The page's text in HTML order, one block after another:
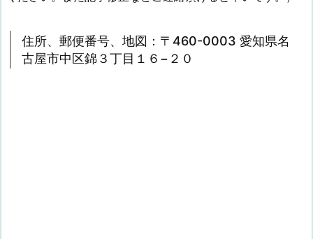
住所、郵便番号、地図：〒460-0003 愛知県名
古屋市中区錦３丁目１６−２０